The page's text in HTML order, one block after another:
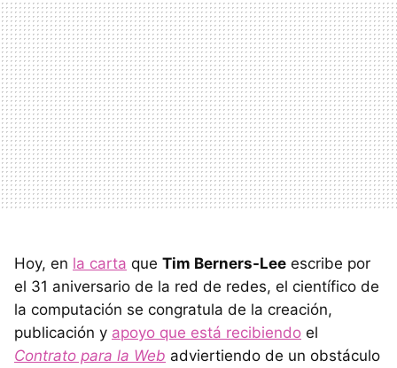
Hoy, en la carta que Tim Berners-Lee escribe por
el 31 aniversario de la red de redes, el científico de
la computación se congratula de la creación,
publicación y apoyo que está recibiendo el
Contrato para la Web adviertiendo de un obstáculo